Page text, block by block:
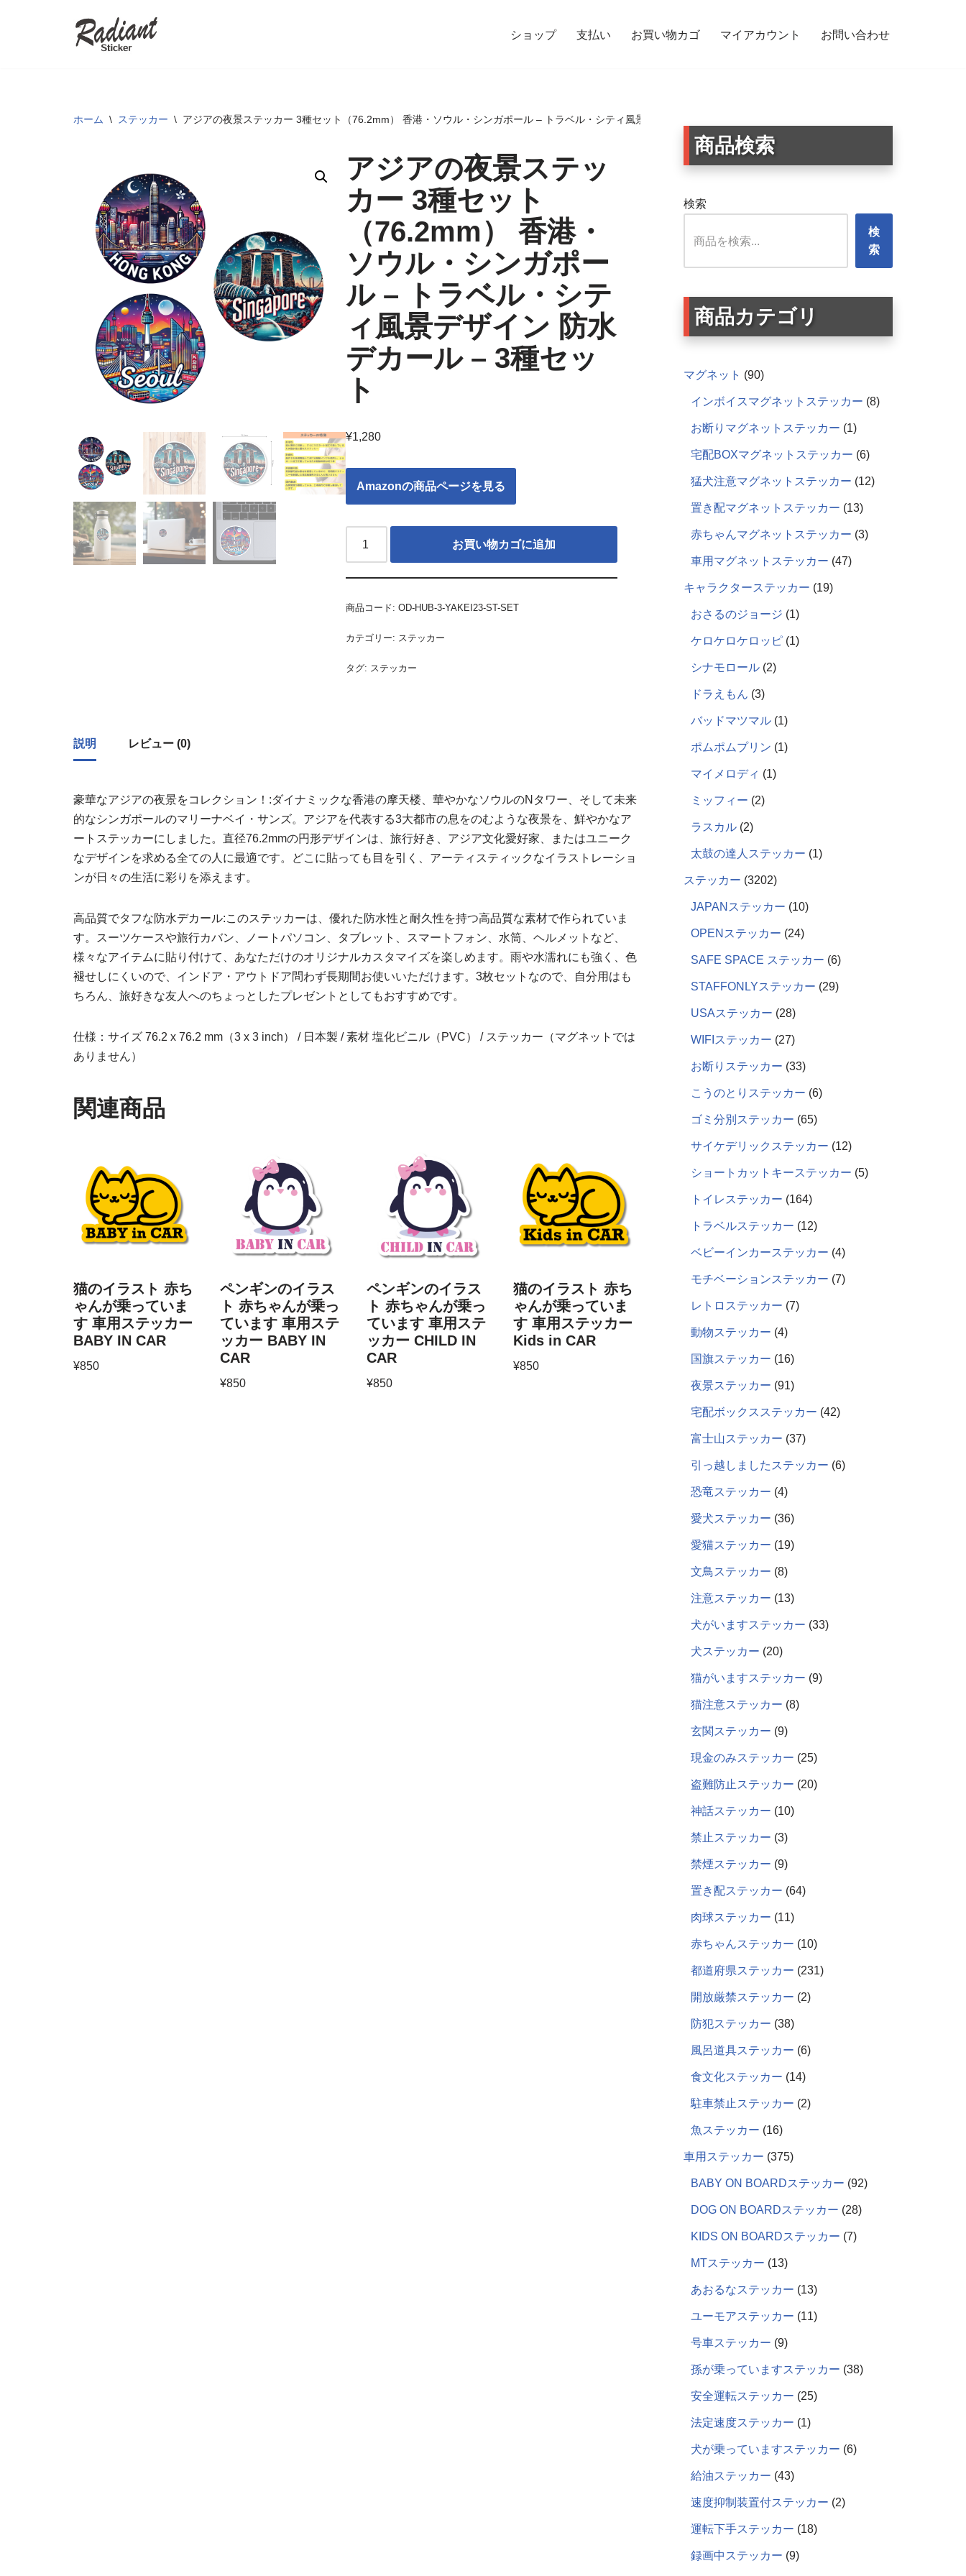
ショップ 支払い お買い物カゴ マイアカウント お問い合わせ
ホーム \ ステッカー \ アジアの夜景ステッカー 3種セット（76.2mm） 香港・ソウル・シンガポール – トラベル・シティ風景デザイン 防水デカール – 3種セット
アジアの夜景ステッ
カー 3種セット
（76.2mm） 香港・
ソウル・シンガポー
ル – トラベル・シテ
ィ風景デザイン 防水
デカール – 3種セッ
ト
¥1,280
Amazonの商品ページを見る
お買い物カゴに追加
商品コード: OD-HUB-3-YAKEI23-ST-SET
カテゴリー: ステッカー
タグ: ステッカー
説明 レビュー (0)
豪華なアジアの夜景をコレクション！:ダイナミックな香港の摩天楼、華やかなソウルのNタワー、そして未来
的なシンガポールのマリーナベイ・サンズ。アジアを代表する3大都市の息をのむような夜景を、鮮やかなア
ートステッカーにしました。直径76.2mmの円形デザインは、旅行好き、アジア文化愛好家、またはユニーク
なデザインを求める全ての人に最適です。どこに貼っても目を引く、アーティスティックなイラストレーショ
ンが日々の生活に彩りを添えます。
高品質でタフな防水デカール:このステッカーは、優れた防水性と耐久性を持つ高品質な素材で作られていま
す。スーツケースや旅行カバン、ノートパソコン、タブレット、スマートフォン、水筒、ヘルメットなど、
様々なアイテムに貼り付けて、あなただけのオリジナルカスタマイズを楽しめます。雨や水濡れにも強く、色
褪せしにくいので、インドア・アウトドア問わず長期間お使いいただけます。3枚セットなので、自分用はも
ちろん、旅好きな友人へのちょっとしたプレゼントとしてもおすすめです。
仕様：サイズ 76.2 x 76.2 mm（3 x 3 inch） / 日本製 / 素材 塩化ビニル（PVC） / ステッカー（マグネットでは
ありません）
関連商品
猫のイラスト 赤ち
ゃんが乗っていま
す 車用ステッカー
BABY IN CAR
¥850
ペンギンのイラス
ト 赤ちゃんが乗っ
ています 車用ステ
ッカー BABY IN
CAR
¥850
ペンギンのイラス
ト 赤ちゃんが乗っ
ています 車用ステ
ッカー CHILD IN
CAR
¥850
猫のイラスト 赤ち
ゃんが乗っていま
す 車用ステッカー
Kids in CAR
¥850
商品検索
検索
検
索
商品カテゴリ
マグネット 90
インボイスマグネットステッカー 8
お断りマグネットステッカー 1
宅配BOXマグネットステッカー 6
猛犬注意マグネットステッカー 12
置き配マグネットステッカー 13
赤ちゃんマグネットステッカー 3
車用マグネットステッカー 47
キャラクターステッカー 19
おさるのジョージ 1
ケロケロケロッピ 1
シナモロール 2
ドラえもん 3
バッドマツマル 1
ポムポムプリン 1
マイメロディ 1
ミッフィー 2
ラスカル 2
太鼓の達人ステッカー 1
ステッカー 3202
JAPANステッカー 10
OPENステッカー 24
SAFE SPACE ステッカー 6
STAFFONLYステッカー 29
USAステッカー 28
WIFIステッカー 27
お断りステッカー 33
こうのとりステッカー 6
ゴミ分別ステッカー 65
サイケデリックステッカー 12
ショートカットキーステッカー 5
トイレステッカー 164
トラベルステッカー 12
ベビーインカーステッカー 4
モチベーションステッカー 7
レトロステッカー 7
動物ステッカー 4
国旗ステッカー 16
夜景ステッカー 91
宅配ボックスステッカー 42
富士山ステッカー 37
引っ越しましたステッカー 6
恐竜ステッカー 4
愛犬ステッカー 36
愛猫ステッカー 19
文鳥ステッカー 8
注意ステッカー 13
犬がいますステッカー 33
犬ステッカー 20
猫がいますステッカー 9
猫注意ステッカー 8
玄関ステッカー 9
現金のみステッカー 25
盗難防止ステッカー 20
神話ステッカー 10
禁止ステッカー 3
禁煙ステッカー 9
置き配ステッカー 64
肉球ステッカー 11
赤ちゃんステッカー 10
都道府県ステッカー 231
開放厳禁ステッカー 2
防犯ステッカー 38
風呂道具ステッカー 6
食文化ステッカー 14
駐車禁止ステッカー 2
魚ステッカー 16
車用ステッカー 375
BABY ON BOARDステッカー 92
DOG ON BOARDステッカー 28
KIDS ON BOARDステッカー 7
MTステッカー 13
あおるなステッカー 13
ユーモアステッカー 11
号車ステッカー 9
孫が乗っていますステッカー 38
安全運転ステッカー 25
法定速度ステッカー 1
犬が乗っていますステッカー 6
給油ステッカー 43
速度抑制装置付ステッカー 2
運転下手ステッカー 18
録画中ステッカー 9